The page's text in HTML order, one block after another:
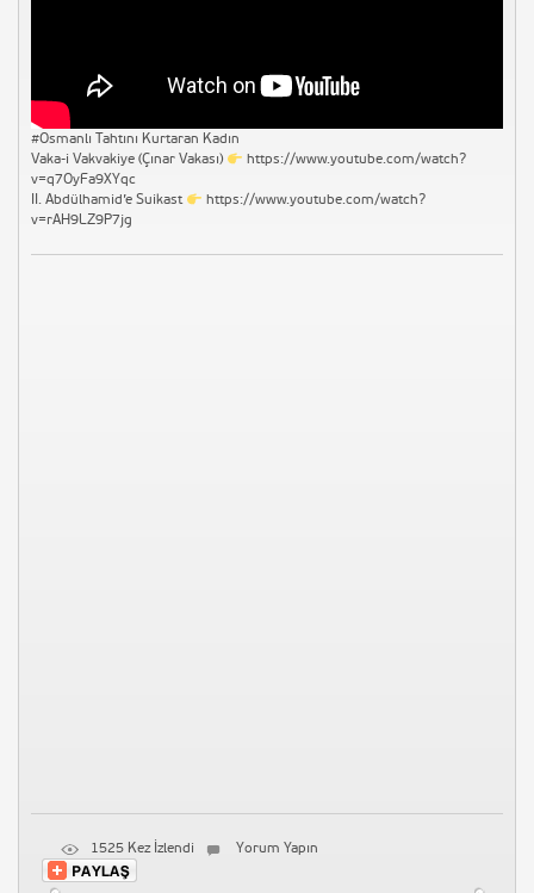
#Osmanlı Tahtını Kurtaran Kadın
Vaka-i Vakvakiye (Çınar Vakası)
https://www.youtube.com/watch?
v=q7OyFa9XYqc
II. Abdülhamid’e Suikast
https://www.youtube.com/watch?
v=rAH9LZ9P7jg
1525 Kez İzlendi Yorum Yapın